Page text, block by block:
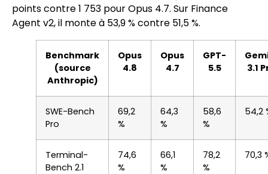
points contre 1 753 pour Opus 4.7. Sur Finance
Agent v2, il monte à 53,9 % contre 51,5 %.
Benchmark
(source
Anthropic)
Opus
4.8
Opus
4.7
GPT-
5.5
3.1
SWE-Bench
Pro
69,2
%
64,3
%
58,6
%
54,2
Terminal-
Bench 2.1
74,6
%
66,1
%
78,2
%
70,3